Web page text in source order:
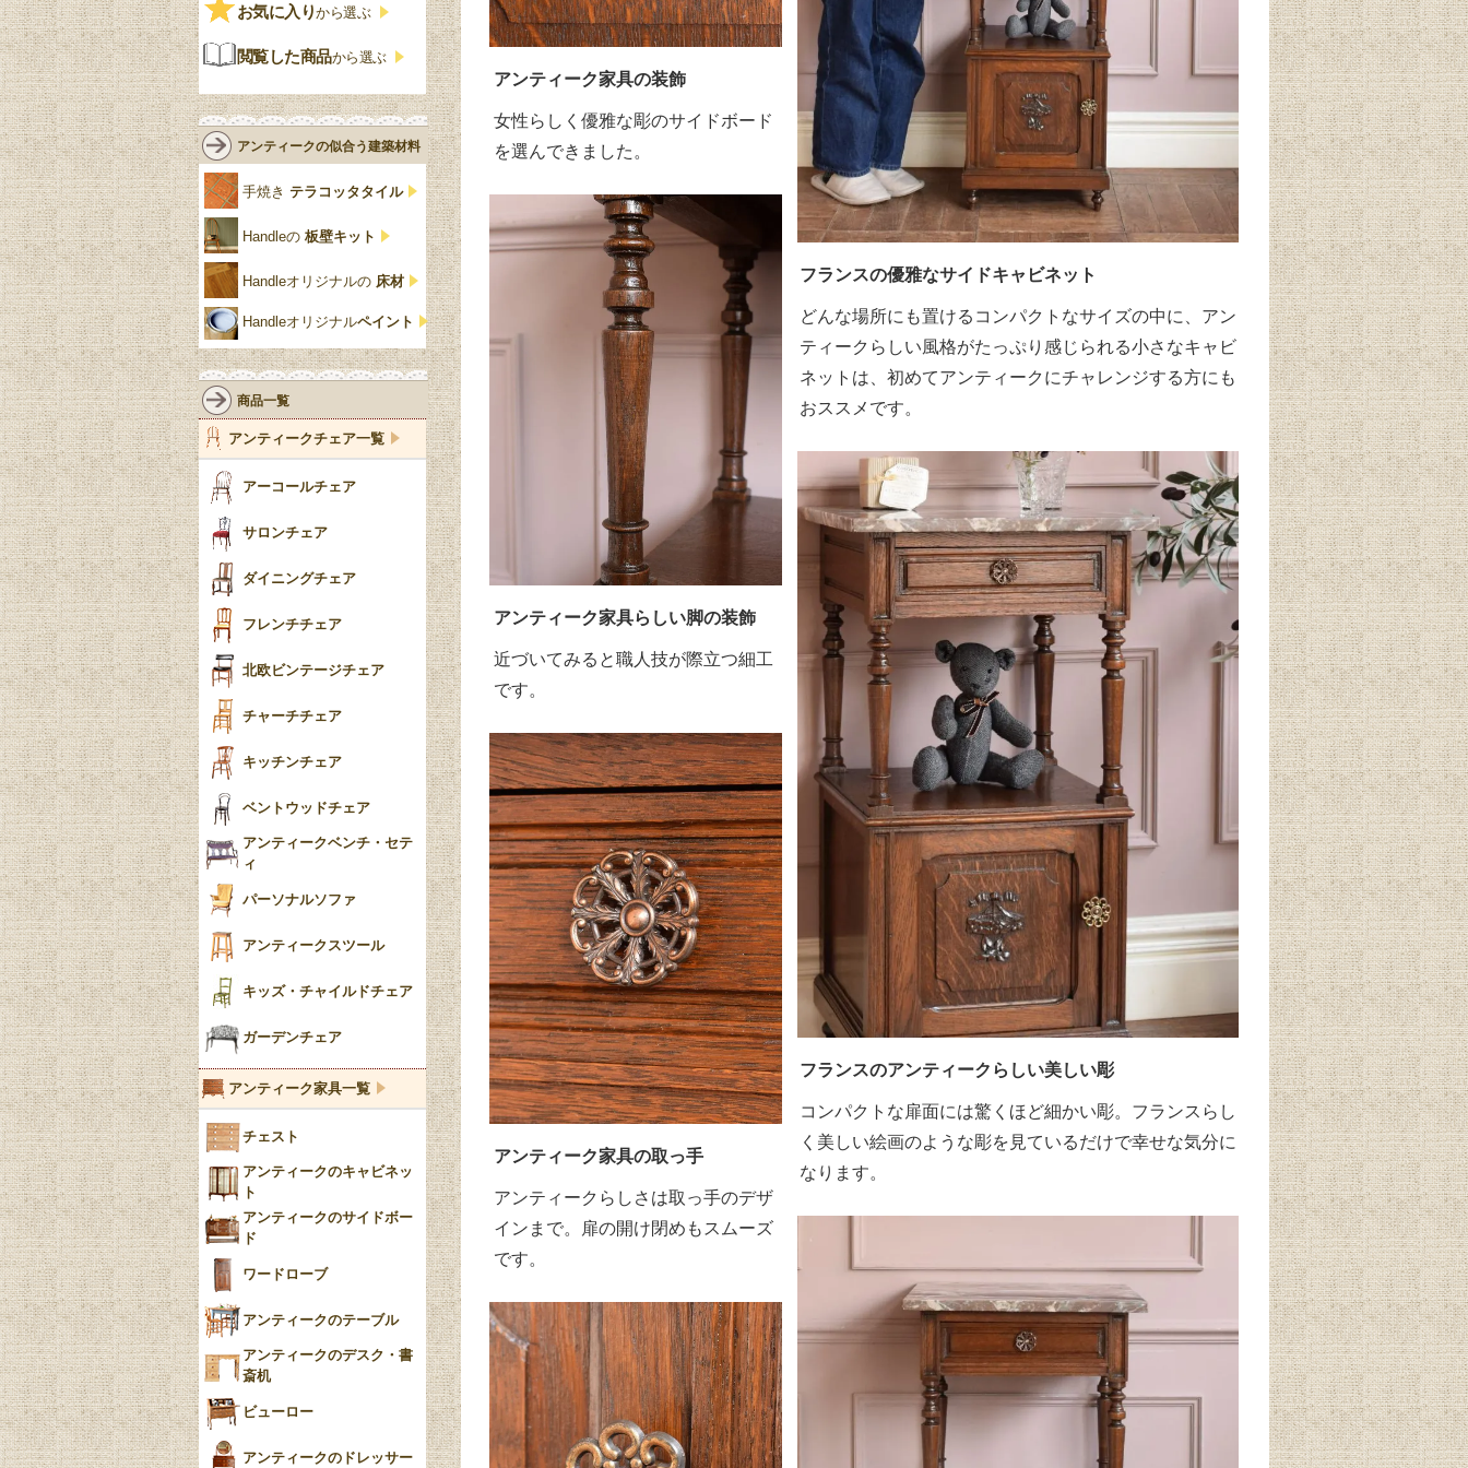
アンティーク家具の装飾
女性らしく優雅な彫のサイドボード
を選んできました。
アンティーク家具らしい脚の装飾
近づいてみると職人技が際立つ細工
です。
アンティーク家具の取っ手
アンティークらしさは取っ手のデザ
インまで。扉の開け閉めもスムーズ
です。
フランスの優雅なサイドキャビネット
どんな場所にも置けるコンパクトなサイズの中に、アン
ティークらしい風格がたっぷり感じられる小さなキャビ
ネットは、初めてアンティークにチャレンジする方にも
おススメです。
フランスのアンティークらしい美しい彫
コンパクトな扉面には驚くほど細かい彫。フランスらし
く美しい絵画のような彫を見ているだけで幸せな気分に
なります。
クローゼット
鏡台
花台
仏壇おしゃれ
靴箱収納
スリッパ収納
壁掛け家具
パーテーション・間
仕切り
ガーデンファニチャ
ー
ミラー
花瓶おしゃれ
陶器の人形
キャンドルホルダー
エリザベス様式
ジャコビアン
ロココ様式
ミッドセンチュリー
アールデコ
白・ホワイト
黒・ブラック
雷文
ビーディング
リネンフォールド
ルネット
アカンサス
パイクラスト
脚のモチーフ一覧
ターニングレッグ
バルボスレッグ
ボビンターニング
ツイスト
トライポッド
バラスター
陶磁器の模様一覧
イマリ（IMARI）
ブルー＆ホワイト
ブルーウィローパターン
Blue）
YUAN
チンツ
クリノリン
ローズウッド材
サテンウッド材
ロイドルーム
コントワールドファミー
ユ
ジェニファーテイラー
チェスターフィールド
リリパットレーン
アングルポイズ
ウォーカー＆ホール
お気に入りから選ぶ
閲覧した商品から選ぶ
アンティークの似合う建築材料
手焼き テラコッタタイル
Handleの 板壁キット
Handleオリジナルの 床材
Handleオリジナルペイント
商品一覧
アンティークチェア一覧
アーコールチェア
サロンチェア
ダイニングチェア
フレンチチェア
北欧ビンテージチェア
チャーチチェア
キッチンチェア
ベントウッドチェア
アンティークベンチ・セテ
ィ
パーソナルソファ
アンティークスツール
キッズ・チャイルドチェア
ガーデンチェア
アンティーク家具一覧
チェスト
アンティークのキャビネッ
ト
アンティークのサイドボー
ド
ワードローブ
アンティークのテーブル
アンティークのデスク・書
斎机
ビューロー
アンティークのドレッサー